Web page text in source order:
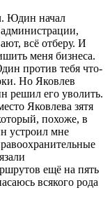
Юдин начал
всё отберу. И
меня бизнеса.
против тебя что-
Но Яковлев
решил его уволить.
Яковлева зятя
похоже, в
устроил мне
ещё на пять
всякого рода